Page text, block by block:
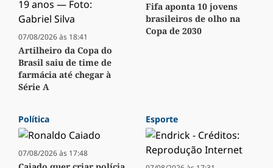
07/08/2026 às 18:41
Artilheiro da Copa do
Brasil saiu de time de
farmácia até chegar à
Série A
Fifa aponta 10 jovens
brasileiros de olho na
Copa de 2030
Política
07/08/2026 às 17:48
Esporte